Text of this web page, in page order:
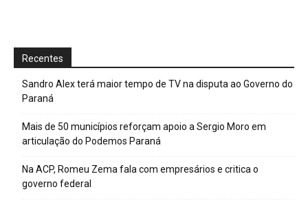
Recentes
Sandro Alex terá maior tempo de TV na disputa ao Governo do
Paraná
Mais de 50 municípios reforçam apoio a Sergio Moro em
articulação do Podemos Paraná
Na ACP, Romeu Zema fala com empresários e critica o
governo federal